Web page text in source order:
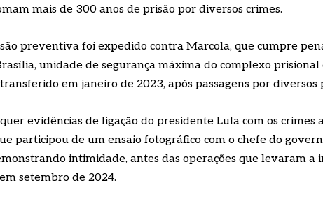
mais de 300 anos de prisão por diversos crimes.
preventiva foi expedido contra Marcola, que cumpre
unidade de segurança máxima do complexo prisional
em janeiro de 2023, após passagens por diversos
evidências de ligação do presidente Lula com os crimes
participou de um ensaio fotográfico com o chefe do
intimidade, antes das operações que levaram a
setembro de 2024.